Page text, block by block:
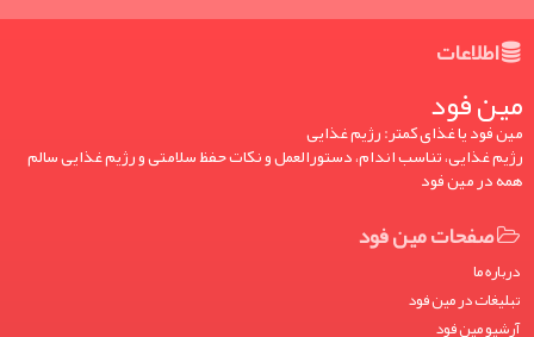
اطلاعات
مین فود
مین فود یا غذای کمتر: رژیم غذایی
رژیم غذایی، تناسب اندام، دستورالعمل و نکات حفظ سلامتی و رژیم غذایی سالم
همه در مین فود
صفحات مین فود
درباره ما
تبلیغات در مین فود
آرشیو مین فود